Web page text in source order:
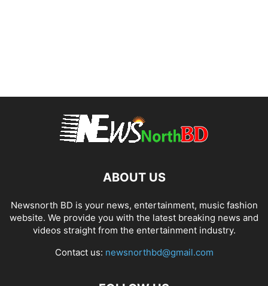
ABOUT US
Newsnorth BD is your news, entertainment, music fashion
website. We provide you with the latest breaking news and
videos straight from the entertainment industry.
Contact us: newsnorthbd@gmail.com